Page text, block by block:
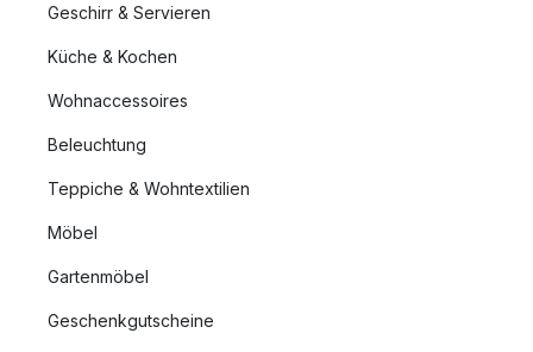
Geschirr & Servieren
Küche & Kochen
Wohnaccessoires
Beleuchtung
Teppiche & Wohntextilien
Möbel
Gartenmöbel
Geschenkgutscheine